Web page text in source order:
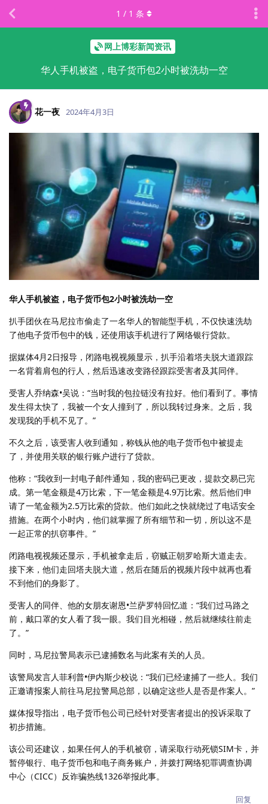
网上博彩新闻资讯
华人手机被盗，电子货币包2小时被洗劫一空
1 / 1 条
花一夜 2024年4月3日
华人手机被盗，电子货币包2小时被洗劫一空
扒手团伙在马尼拉市偷走了一名华人的智能型手机，不仅快速洗劫
了他电子货币包中的钱，还使用该手机进行了网络银行贷款。
据媒体4月2日报导，闭路电视视频显示，扒手沿着塔夫脱大道跟踪
一名背着肩包的行人，然后迅速改变路径跟踪受害者及其同伴。
受害人乔纳森•吴说：“当时我的包拉链没有拉好。他们看到了。事情
发生得太快了，我被一个女人撞到了，所以我转过身来。之后，我
发现我的手机不见了。”
不久之后，该受害人收到通知，称钱从他的电子货币包中被提走
了，并使用关联的银行账户进行了贷款。
他称：“我收到一封电子邮件通知，我的密码已更改，提款交易已完
成。第一笔金额是4万比索，下一笔金额是4.9万比索。然后他们申
请了一笔金额为2.5万比索的贷款。他们如此之快就绕过了电话安全
措施。在两个小时内，他们就掌握了所有细节和一切，所以这不是
一起正常的扒窃事件。”
闭路电视视频还显示，手机被拿走后，窃贼正朝罗哈斯大道走去。
接下来，他们走回塔夫脱大道，然后在随后的视频片段中就再也看
不到他们的身影了。
受害人的同伴、他的女朋友谢恩•兰萨罗特回忆道：“我们过马路之
前，戴口罩的女人看了我一眼。我们目光相碰，然后就继续往前走
了。”
同时，马尼拉警局表示已逮捕数名与此案有关的人员。
该警局发言人菲利普•伊内斯少校说：“我们已经逮捕了一些人。我们
正邀请报案人前往马尼拉警局总部，以确定这些人是否是作案人。”
媒体报导指出，电子货币包公司已经针对受害者提出的投诉采取了
初步措施。
该公司还建议，如果任何人的手机被窃，请采取行动死锁SIM卡，并
暂停银行、电子货币包和电子商务账户，并拨打网络犯罪调查协调
中心（CICC）反诈骗热线1326举报此事。
回复